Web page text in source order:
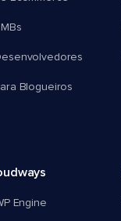
Blogueiros
Engine